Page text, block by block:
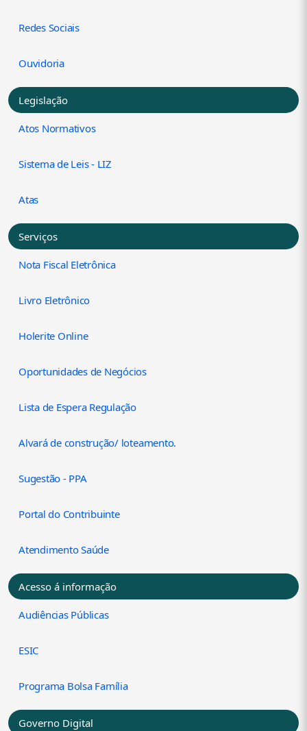
Redes Sociais
Ouvidoria
Legislação
Atos Normativos
Sistema de Leis - LIZ
Atas
Serviços
Nota Fiscal Eletrônica
Livro Eletrônico
Holerite Online
Oportunidades de Negócios
Lista de Espera Regulação
Alvará de construção/ loteamento.
Sugestão - PPA
Portal do Contribuinte
Atendimento Saúde
Acesso á informação
Audiências Públicas
ESIC
Programa Bolsa Família
Governo Digital